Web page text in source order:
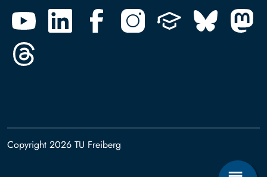
Copyright 2026 TU Freiberg